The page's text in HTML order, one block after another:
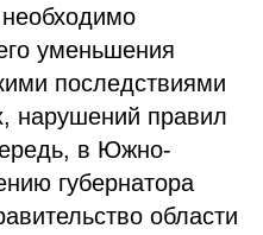
уменьшения
последствиями
нарушений правил
в Южно-
губернатора
области